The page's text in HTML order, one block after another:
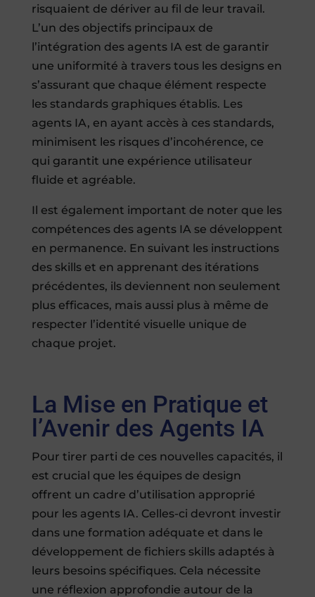
risquaient de dériver au fil de leur travail.
L’un des objectifs principaux de
l’intégration des agents IA est de garantir
une uniformité à travers tous les designs en
s’assurant que chaque élément respecte
les standards graphiques établis. Les
agents IA, en ayant accès à ces standards,
minimisent les risques d’incohérence, ce
qui garantit une expérience utilisateur
fluide et agréable.
Il est également important de noter que les
compétences des agents IA se développent
en permanence. En suivant les instructions
des skills et en apprenant des itérations
précédentes, ils deviennent non seulement
plus efficaces, mais aussi plus à même de
respecter l’identité visuelle unique de
chaque projet.
La Mise en Pratique et
l’Avenir des Agents IA
Pour tirer parti de ces nouvelles capacités, il
est crucial que les équipes de design
offrent un cadre d’utilisation approprié
pour les agents IA. Celles-ci devront investir
dans une formation adéquate et dans le
développement de fichiers skills adaptés à
leurs besoins spécifiques. Cela nécessite
une réflexion approfondie autour de la